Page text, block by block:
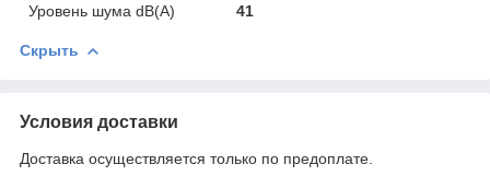
Уровень шума dB(A)
41
Скрыть
Условия доставки
Доставка осуществляется только по предоплате.